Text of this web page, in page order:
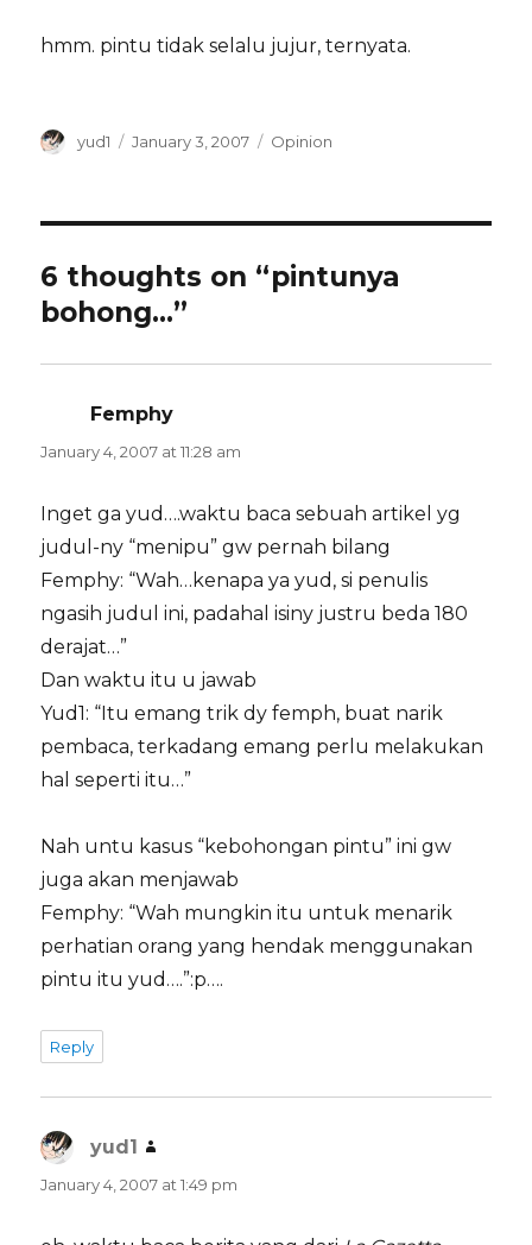
hmm. pintu tidak selalu jujur, ternyata.
Author
yud1
Posted
January 3, 2007 Categories
Opinion
6 thoughts on “pintunya
bohong…”
Femphy
January 4, 2007 at 11:28 am
Inget ga yud….waktu baca sebuah artikel yg
judul-ny “menipu” gw pernah bilang
Femphy: “Wah…kenapa ya yud, si penulis
ngasih judul ini, padahal isiny justru beda 180
derajat…”
Dan waktu itu u jawab
Yud1: “Itu emang trik dy femph, buat narik
pembaca, terkadang emang perlu melakukan
hal seperti itu…”
Nah untu kasus “kebohongan pintu” ini gw
juga akan menjawab
Femphy: “Wah mungkin itu untuk menarik
perhatian orang yang hendak menggunakan
pintu itu yud….”:p….
Reply
yud1
January 4, 2007 at 1:49 pm